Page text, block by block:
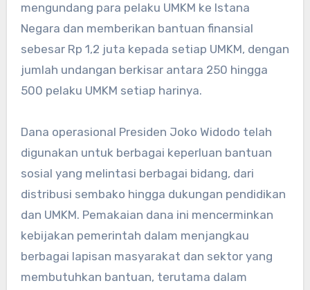
mengundang para pelaku UMKM ke Istana
Negara dan memberikan bantuan finansial
sebesar Rp 1,2 juta kepada setiap UMKM, dengan
jumlah undangan berkisar antara 250 hingga
500 pelaku UMKM setiap harinya.
Dana operasional Presiden Joko Widodo telah
digunakan untuk berbagai keperluan bantuan
sosial yang melintasi berbagai bidang, dari
distribusi sembako hingga dukungan pendidikan
dan UMKM. Pemakaian dana ini mencerminkan
kebijakan pemerintah dalam menjangkau
berbagai lapisan masyarakat dan sektor yang
membutuhkan bantuan, terutama dalam